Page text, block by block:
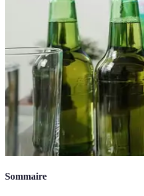
Sommaire